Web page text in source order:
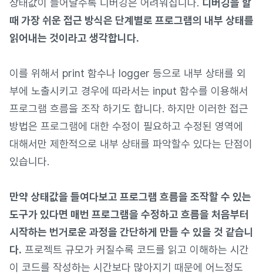
상태값이 늘어날수록 디버깅은 어려워집니다. 디버깅을 할
때 가장 쉬운 접근 방식은 단계별로 프로그램의 내부 상태를
읽어내는 것이라고 생각합니다.
이를 위해서 print 함수나 logger 등으로 내부 상태를 외
부에 노출시키고 경우에 따라서는 input 함수를 이용해서
프로그램 흐름을 조작 하기도 합니다. 하지만 이러한 접근
방법은 프로그램에 대한 수정이 필요하고 수정된 영역에
대해서만 제한적으로 내부 상태를 파악할수 있다는 단점이
있습니다.
만약 상태값을 들여다보고 프로그램 흐름을 조작할 수 있는
도구가 있다면 매번 프로그램을 수정하고 흐름을 처음부터
시작하는 번거로운 과정을 간단하게 만들 수 있을 것 같습니
다. 프로젝트 규모가 커질수록 코드를 읽고 이해하는 시간
이 코드를 작성하는 시간보다 많아지기 때문에 어느정도